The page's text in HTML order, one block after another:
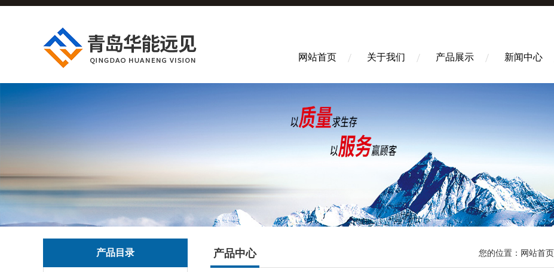
网站首页 关于我们 产品展示 新闻中心
产品目录 产品中心 您的位置： 网站首页